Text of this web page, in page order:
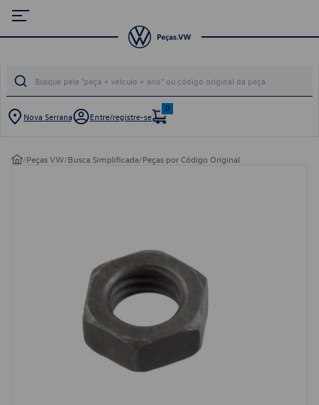
Nova Serrana Entre/registre-se
0
/Peças VW/Busca Simplificada/Peças por Código Original